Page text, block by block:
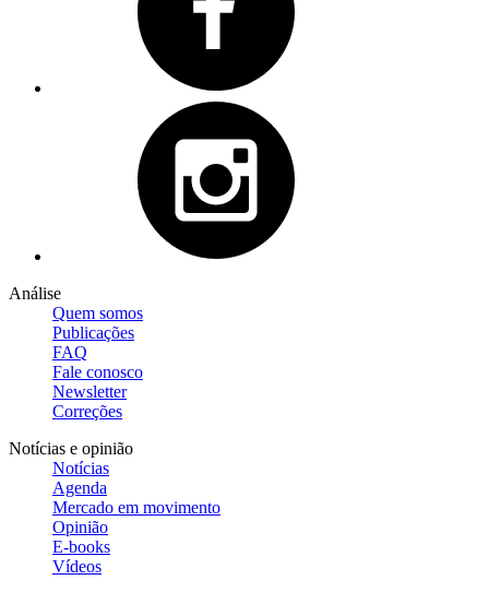
Análise
Quem somos
Publicações
FAQ
Fale conosco
Newsletter
Correções
Notícias e opinião
Notícias
Agenda
Mercado em movimento
Opinião
E-books
Vídeos